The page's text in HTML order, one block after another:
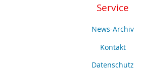
Service
News-Archiv
Kontakt
Datenschutz